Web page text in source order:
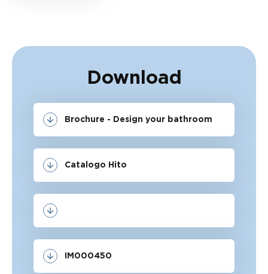
Download
Brochure - Design your bathroom
Catalogo Hito
IM000450